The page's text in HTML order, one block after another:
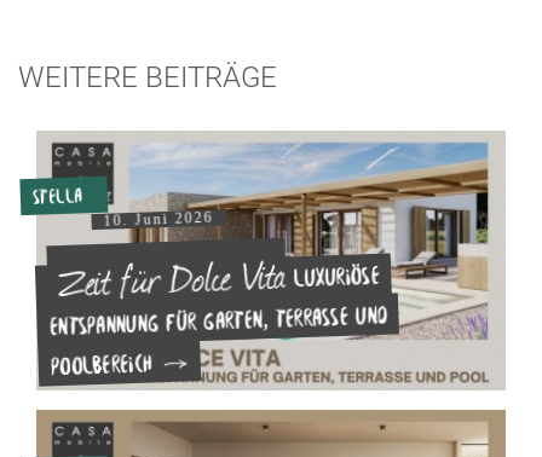
WEITERE BEITRÄGE
Stella
10. Juni 2026
Zeit für Dolce VitaLuxuriöse
Entspannung für Garten, Terrasse und
Poolbereich